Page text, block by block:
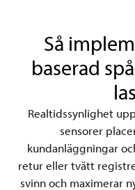
Så
baserad
Realtidssynlighet
sensorer
kundanläggningar
retur eller tvätt
svinn och maximerar